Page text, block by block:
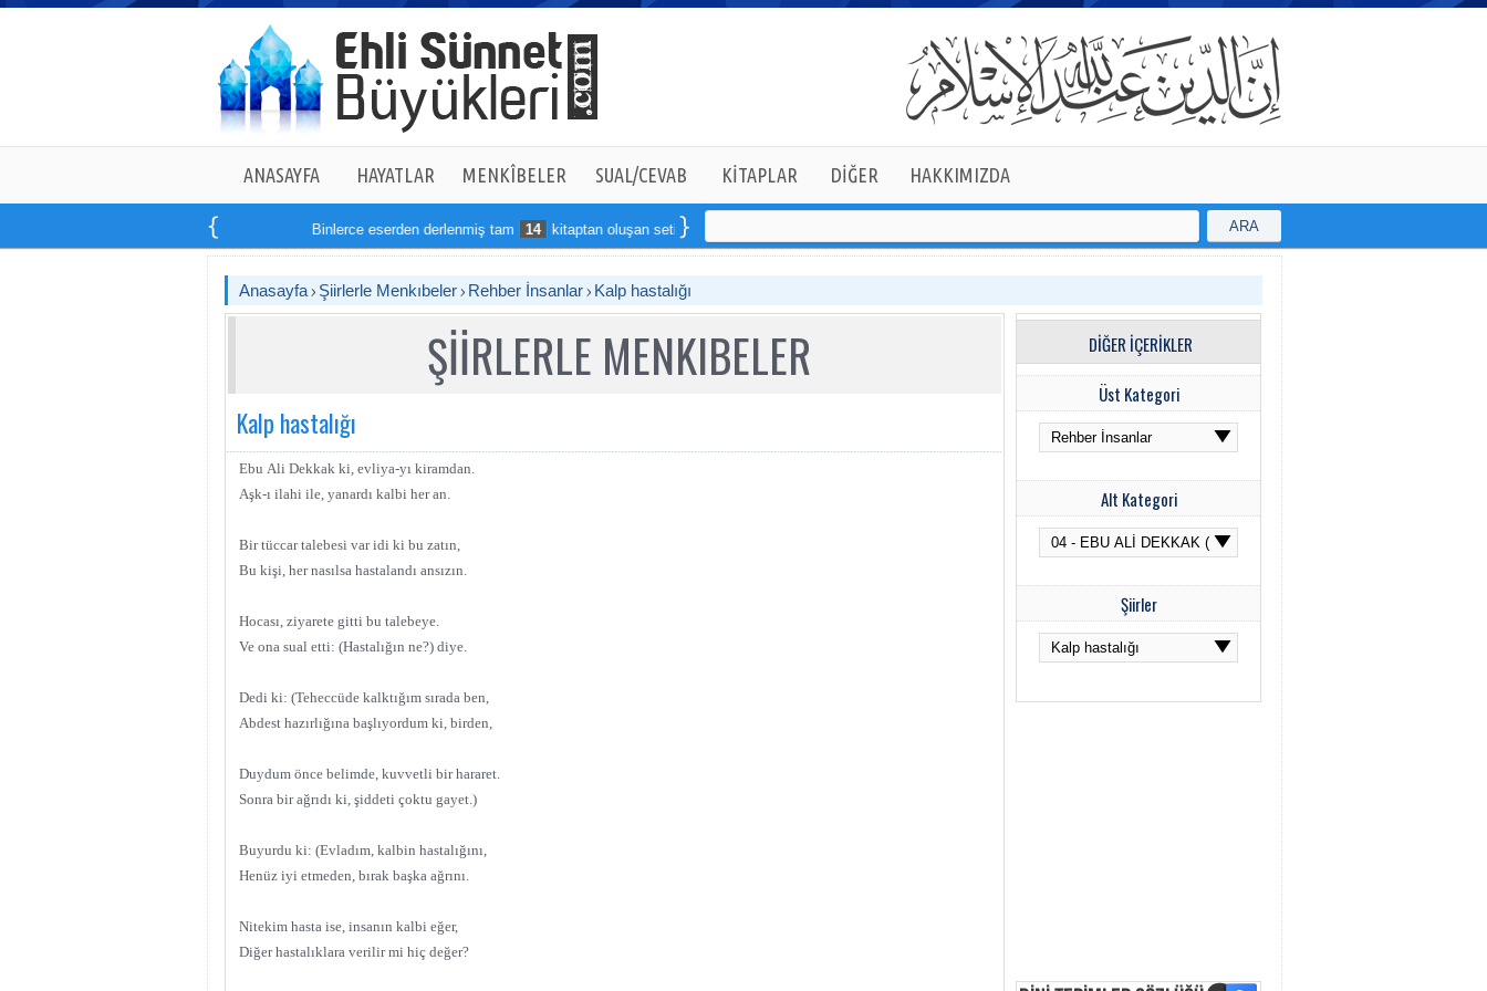
ANASAYFA HAYATLAR MENKÎBELER SUAL/CEVAB KİTAPLAR DİĞER HAKKIMIZDA
Binlerce eserden derlenmiş tam 14 kitaptan oluşan seti online sipariş verebilirsiniz ARA
Anasayfa Şiirlerle Menkıbeler Rehber İnsanlar Kalp hastalığı
ŞİİRLERLE MENKIBELER
Kalp hastalığı
Ebu Ali Dekkak ki, evliya-yı kiramdan.
Aşk-ı ilahi ile, yanardı kalbi her an.
Bir tüccar talebesi var idi ki bu zatın,
Bu kişi, her nasılsa hastalandı ansızın.
Hocası, ziyarete gitti bu talebeye.
Ve ona sual etti: (Hastalığın ne?) diye.
Dedi ki: (Teheccüde kalktığım sırada ben,
Abdest hazırlığına başlıyordum ki, birden,
Duydum önce belimde, kuvvetli bir hararet.
Sonra bir ağrıdı ki, şiddeti çoktu gayet.)
Buyurdu ki: (Evladım, kalbin hastalığını,
Henüz iyi etmeden, bırak başka ağrını.
Nitekim hasta ise, insanın kalbi eğer,
Diğer hastalıklara verilir mi hiç değer?
DİĞER İÇERİKLER
Üst Kategori
Alt Kategori
Şiirler